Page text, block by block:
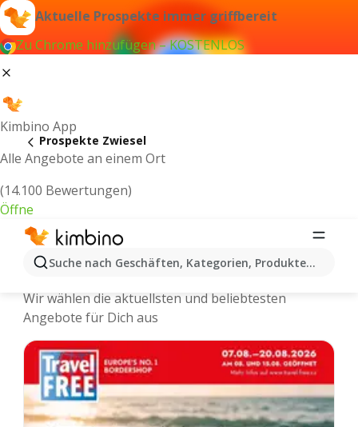
Aktuelle Prospekte immer griffbereit
Zu Chrome hinzufügen – KOSTENLOS
Kimbino App
Alle Angebote an einem Ort
(14.100 Bewertungen)
Öffne
Suche nach Geschäften, Kategorien, Produkten...
Prospekte Zwiesel
Zwiesel - Neuste Prospekte und
Wir wählen die aktuellsten und beliebtesten
Angebote für Dich aus